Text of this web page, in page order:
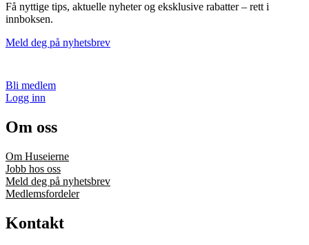
Få nyttige tips, aktuelle nyheter og eksklusive rabatter – rett i
innboksen.
Meld deg på nyhetsbrev
Bli medlem
Logg inn
Om oss
Om Huseierne
Jobb hos oss
Meld deg på nyhetsbrev
Medlemsfordeler
Kontakt